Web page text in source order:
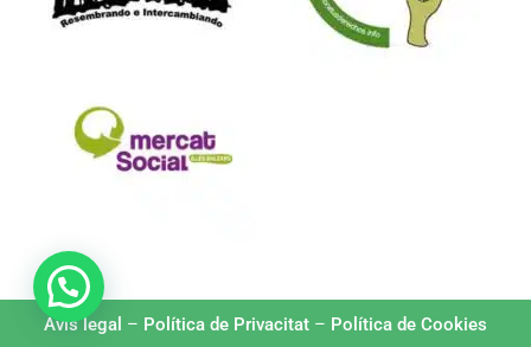
Avís legal – Política de Privacitat – Política de Cookies